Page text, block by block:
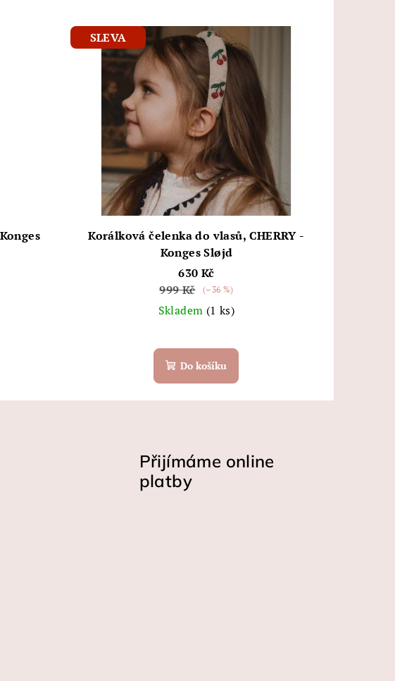
SLEVA
Korálková čelenka do vlasů, CHERRY -
Konges Sløjd
630 Kč
999 Kč
(–36 %)
Skladem (1 ks)
Do košíku
Přijímáme online
platby